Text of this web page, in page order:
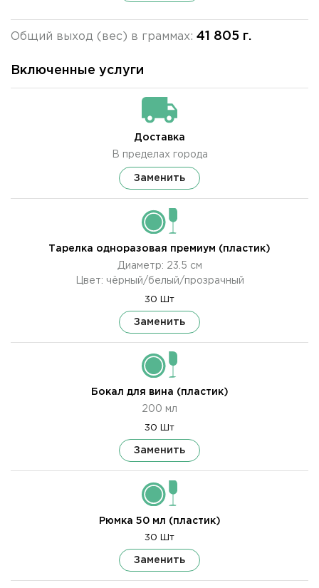
Общий выход (вес) в граммах: 41 805 г.
Включенные услуги
Доставка
В пределах города
Заменить
Тарелка одноразовая премиум (пластик)
Диаметр: 23.5 см
Цвет: чёрный/белый/прозрачный
30 Шт
Заменить
Бокал для вина (пластик)
200 мл
30 Шт
Заменить
Рюмка 50 мл (пластик)
30 Шт
Заменить